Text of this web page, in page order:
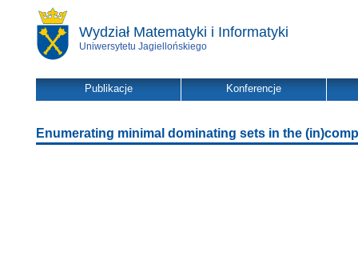
Wydział Matematyki i Informatyki
Uniwersytetu Jagiellońskiego
Publikacje Konferencje
Enumerating minimal dominating sets in the